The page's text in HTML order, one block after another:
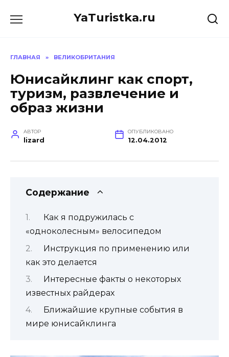
YaTuristka.ru
ГЛАВНАЯ » ВЕЛИКОБРИТАНИЯ
Юнисайклинг как спорт,
туризм, развлечение и
образ жизни
АВТОР
lizard
ОПУБЛИКОВАНО
12.04.2012
Содержание
Как я подружилась с
«одноколесным» велосипедом
Инструкция по применению или
как это делается
Интересные факты о некоторых
известных райдерах
Ближайшие крупные события в
мире юнисайклинга